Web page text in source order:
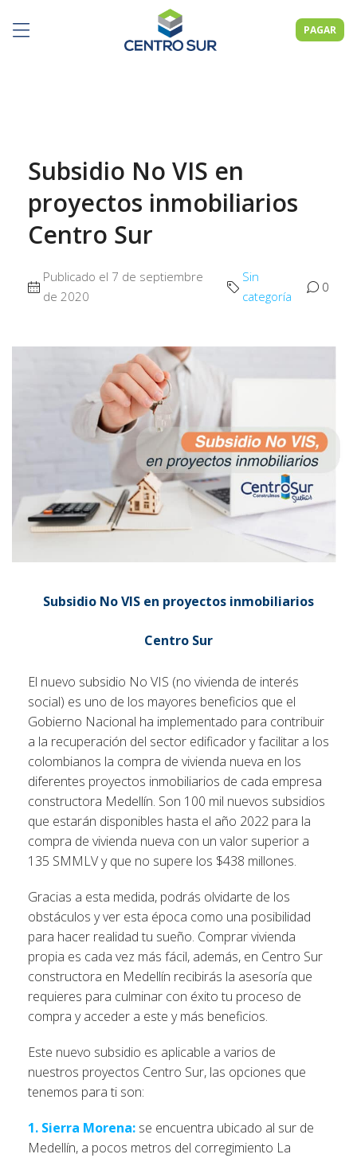
PAGAR
Subsidio No VIS en
proyectos inmobiliarios
Centro Sur
Publicado el 7 de septiembre
de 2020
Sin
categoría
0
Subsidio No VIS en proyectos inmobiliarios
Centro Sur
El nuevo subsidio No VIS (no vivienda de interés
social) es uno de los mayores beneficios que el
Gobierno Nacional ha implementado para contribuir
a la recuperación del sector edificador y facilitar a los
colombianos la compra de vivienda nueva en los
diferentes proyectos inmobiliarios de cada empresa
constructora Medellín. Son 100 mil nuevos subsidios
que estarán disponibles hasta el año 2022 para la
compra de vivienda nueva con un valor superior a
135 SMMLV y que no supere los $438 millones.
Gracias a esta medida, podrás olvidarte de los
obstáculos y ver esta época como una posibilidad
para hacer realidad tu sueño. Comprar vivienda
propia es cada vez más fácil, además, en Centro Sur
constructora en Medellín recibirás la asesoría que
requieres para culminar con éxito tu proceso de
compra y acceder a este y más beneficios.
Este nuevo subsidio es aplicable a varios de
nuestros proyectos Centro Sur, las opciones que
tenemos para ti son:
1. Sierra Morena: se encuentra ubicado al sur de
Medellín, a pocos metros del corregimiento La